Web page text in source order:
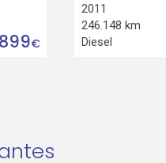
€
2011
246.148 km
Diesel